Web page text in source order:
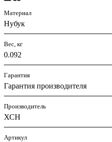
Материал
Нубук
Вес, кг
0.092
Гарантия
Гарантия производителя
Производитель
ХСН
Артикул